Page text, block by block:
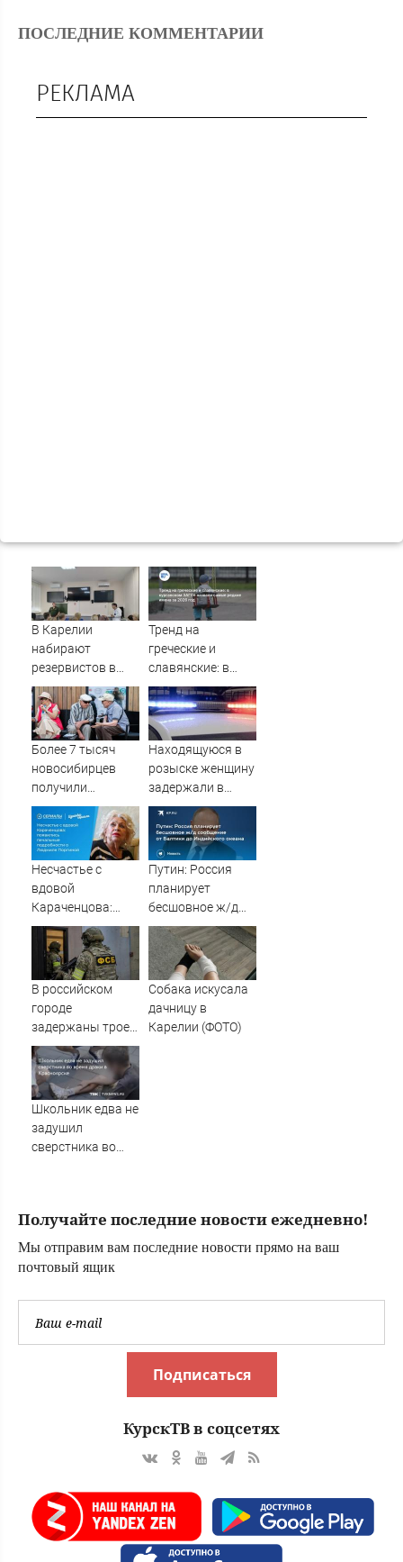
ПОСЛЕДНИЕ КОММЕНТАРИИ
РЕКЛАМА
В Карелии
набирают
резервистов в
огневые группы
(ФОТО)
Тренд на
греческие и
славянские: в
курганском ЗАГСе
назвали самые
редкие имена за
2026 год
Более 7 тысяч
новосибирцев
получили
прибавку к
пенсии от СФР
Находящуюся в
розыске женщину
задержали в
Мурманске
Несчастье с
вдовой
Караченцова:
появились
печальные
подробности о
Людмиле
Путин: Россия
планирует
бесшовное ж/д
сообщение от
Балтики до
Индийского
океана
В российском
городе
задержаны трое
подростков,
готовивших
теракт против
военных
Собака искусала
дачницу в
Карелии (ФОТО)
Школьник едва не
задушил
сверстника во
Получайте последние новости ежедневно!
Мы отправим вам последние новости прямо на ваш
почтовый ящик
Подписаться
КурскТВ в соцсетях